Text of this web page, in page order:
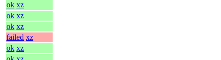
ok xz
ok xz
ok xz
failed xz
ok xz